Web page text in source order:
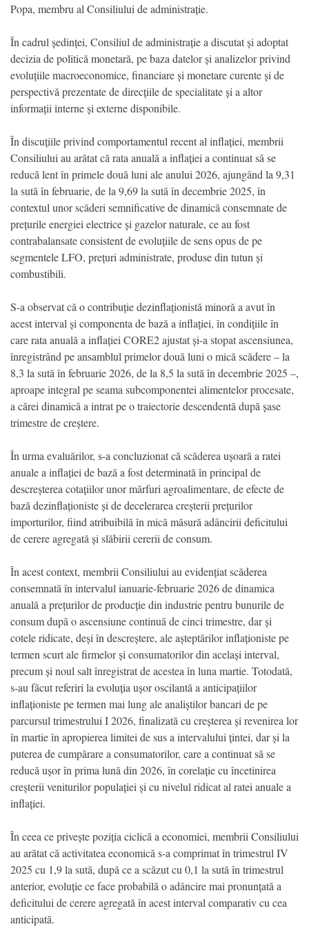
Popa, membru al Consiliului de administrație.
În cadrul ședinței, Consiliul de administrație a discutat și adoptat
decizia de politică monetară, pe baza datelor și analizelor privind
evoluțiile macroeconomice, financiare și monetare curente și de
perspectivă prezentate de direcțiile de specialitate și a altor
informații interne și externe disponibile.
În discuțiile privind comportamentul recent al inflației, membrii
Consiliului au arătat că rata anuală a inflației a continuat să se
reducă lent în primele două luni ale anului 2026, ajungând la 9,31
la sută în februarie, de la 9,69 la sută în decembrie 2025, în
contextul unor scăderi semnificative de dinamică consemnate de
prețurile energiei electrice și gazelor naturale, ce au fost
contrabalansate consistent de evoluțiile de sens opus de pe
segmentele LFO, prețuri administrate, produse din tutun și
combustibili.
S-a observat că o contribuție dezinflaționistă minoră a avut în
acest interval și componenta de bază a inflației, în condițiile în
care rata anuală a inflației CORE2 ajustat și-a stopat ascensiunea,
înregistrând pe ansamblul primelor două luni o mică scădere – la
8,3 la sută în februarie 2026, de la 8,5 la sută în decembrie 2025 –,
aproape integral pe seama subcomponentei alimentelor procesate,
a cărei dinamică a intrat pe o traiectorie descendentă după șase
trimestre de creștere.
În urma evaluărilor, s-a concluzionat că scăderea ușoară a ratei
anuale a inflației de bază a fost determinată în principal de
descreșterea cotațiilor unor mărfuri agroalimentare, de efecte de
bază dezinflaționiste și de decelerarea creșterii prețurilor
importurilor, fiind atribuibilă în mică măsură adâncirii deficitului
de cerere agregată și slăbirii cererii de consum.
În acest context, membrii Consiliului au evidențiat scăderea
consemnată în intervalul ianuarie-februarie 2026 de dinamica
anuală a prețurilor de producție din industrie pentru bunurile de
consum după o ascensiune continuă de cinci trimestre, dar și
cotele ridicate, deși în descreștere, ale așteptărilor inflaționiste pe
termen scurt ale firmelor și consumatorilor din același interval,
precum și noul salt înregistrat de acestea în luna martie. Totodată,
s-au făcut referiri la evoluția ușor oscilantă a anticipațiilor
inflaționiste pe termen mai lung ale analiștilor bancari de pe
parcursul trimestrului I 2026, finalizată cu creșterea și revenirea lor
în martie în apropierea limitei de sus a intervalului țintei, dar și la
puterea de cumpărare a consumatorilor, care a continuat să se
reducă ușor în prima lună din 2026, în corelație cu încetinirea
creșterii veniturilor populației și cu nivelul ridicat al ratei anuale a
inflației.
În ceea ce privește poziția ciclică a economiei, membrii Consiliului
au arătat că activitatea economică s-a comprimat în trimestrul IV
2025 cu 1,9 la sută, după ce a scăzut cu 0,1 la sută în trimestrul
anterior, evoluție ce face probabilă o adâncire mai pronunțată a
deficitului de cerere agregată în acest interval comparativ cu cea
anticipată.